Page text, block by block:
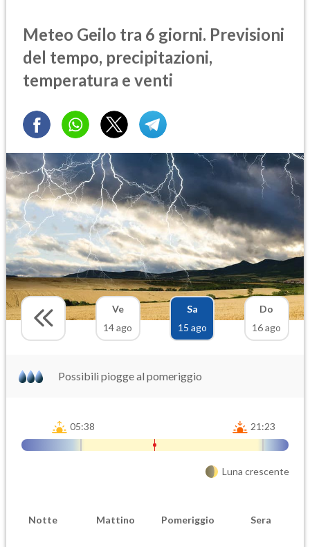
Meteo Geilo tra 6 giorni. Previsioni
del tempo, precipitazioni,
temperatura e venti
Ve
14 ago
Sa
15 ago
Do
16 ago
Possibili piogge al pomeriggio
05:38 21:23
Luna crescente
Notte Mattino Pomeriggio Sera